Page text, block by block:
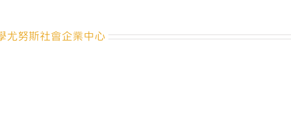
尤努斯社會企業中心